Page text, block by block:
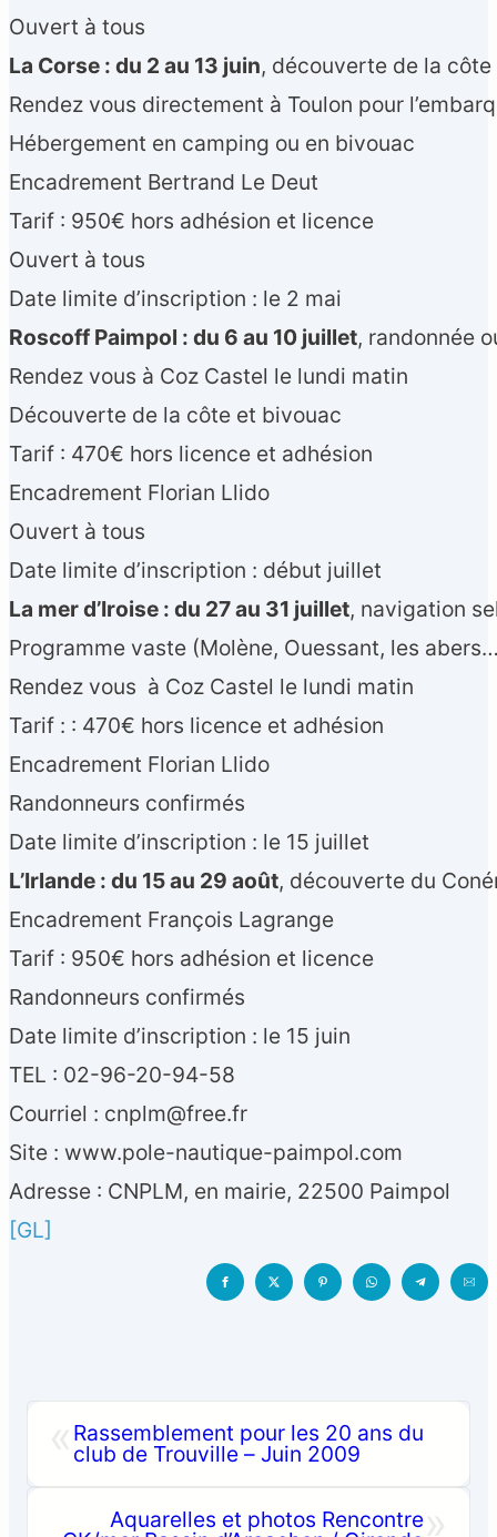
Ouvert à tous
La Corse : du 2 au 13 juin, découverte de la
Rendez vous directement à Toulon pour
Hébergement en camping ou en bivouac
Encadrement Bertrand Le Deut
Tarif : 950€ hors adhésion et licence
Ouvert à tous
Date limite d’inscription : le 2 mai
Roscoff Paimpol : du 6 au 10 juillet, randonnée
Rendez vous à Coz Castel le lundi matin
Découverte de la côte et bivouac
Tarif : 470€ hors licence et adhésion
Encadrement Florian Llido
Ouvert à tous
Date limite d’inscription : début juillet
La mer d’Iroise : du 27 au 31 juillet, navigation
Programme vaste (Molène, Ouessant, les
Rendez vous à Coz Castel le lundi matin
Tarif : : 470€ hors licence et adhésion
Encadrement Florian Llido
Randonneurs confirmés
Date limite d’inscription : le 15 juillet
L’Irlande : du 15 au 29 août, découverte du
Encadrement François Lagrange
Tarif : 950€ hors adhésion et licence
Randonneurs confirmés
Date limite d’inscription : le 15 juin
TEL : 02-96-20-94-58
Courriel : cnplm@free.fr
Site : www.pole-nautique-paimpol.com
Adresse : CNPLM, en mairie, 22500 Paimpol
[GL]
Rassemblement pour les 20 ans du
club de Trouville – Juin 2009
Aquarelles et photos Rencontre